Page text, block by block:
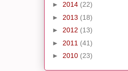
► 2014 (22)
► 2013 (18)
► 2012 (13)
► 2011 (41)
► 2010 (23)